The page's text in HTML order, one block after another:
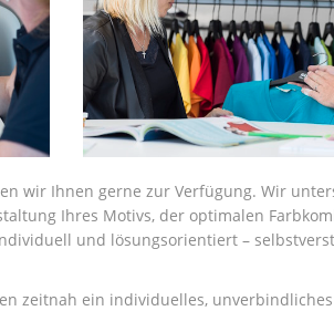
wir Ihnen gerne zur Verfügung. Wir
Ihres Motivs, der optimalen
und lösungsorientiert –
zeitnah ein individuelles,